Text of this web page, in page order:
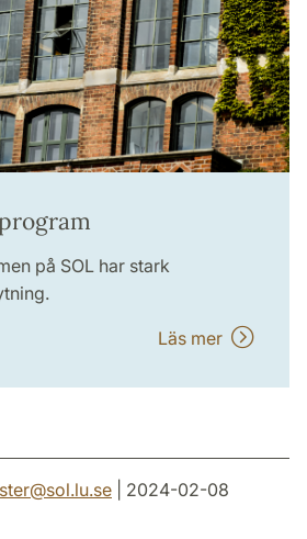
på SOL har stark
Läs mer
@sol.lu.se | 2024-02-08